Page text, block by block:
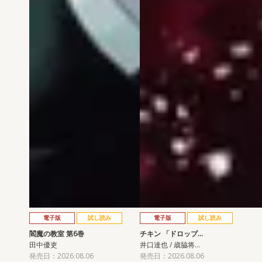
電子版 試し読み
閻魔の教室 第6巻
田中優吏
発売日：2026.08.06
電子版 試し読み
チキン 「ドロップ…
井口達也 / 歳脇将…
発売日：2026.08.06